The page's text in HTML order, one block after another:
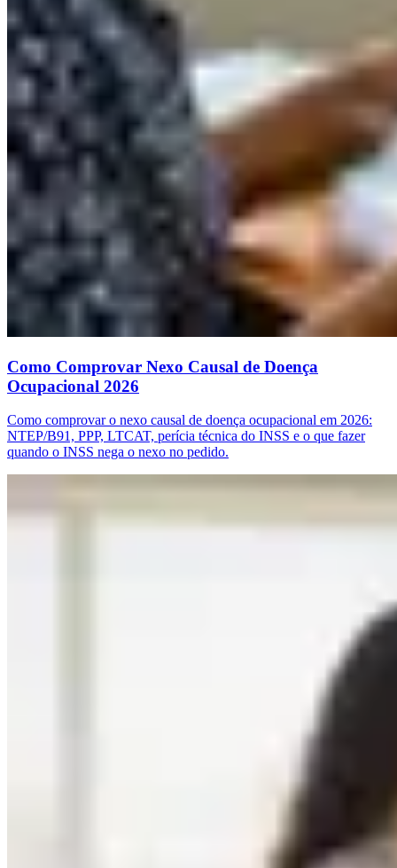
Como Comprovar Nexo Causal de Doença
Ocupacional 2026
Como comprovar o nexo causal de doença ocupacional em 2026:
NTEP/B91, PPP, LTCAT, perícia técnica do INSS e o que fazer
quando o INSS nega o nexo no pedido.